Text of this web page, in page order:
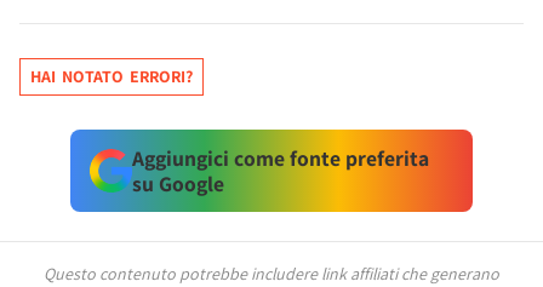
HAI NOTATO ERRORI?
Aggiungici come fonte preferita
su Google
Questo contenuto potrebbe includere link affiliati che generano